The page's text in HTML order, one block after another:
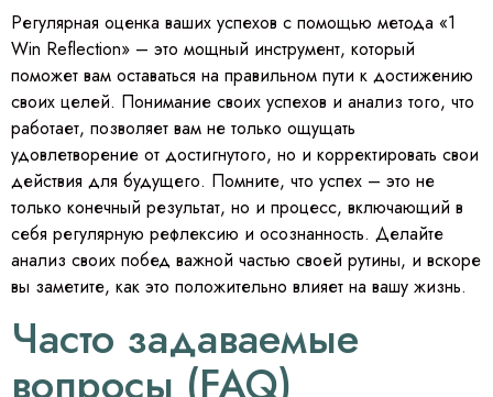
Регулярная оценка ваших успехов с помощью метода «1
Win Reflection» – это мощный инструмент, который
поможет вам оставаться на правильном пути к достижению
своих целей. Понимание своих успехов и анализ того, что
работает, позволяет вам не только ощущать
удовлетворение от достигнутого, но и корректировать свои
действия для будущего. Помните, что успех – это не
только конечный результат, но и процесс, включающий в
себя регулярную рефлексию и осознанность. Делайте
анализ своих побед важной частью своей рутины, и вскоре
вы заметите, как это положительно влияет на вашу жизнь.
Часто задаваемые
вопросы (FAQ)